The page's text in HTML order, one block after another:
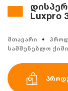
Luxpro
მთავარი
სამშენებლო